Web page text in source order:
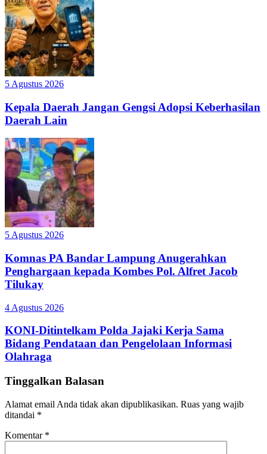
5 Agustus 2026
Kepala Daerah Jangan Gengsi Adopsi Keberhasilan
Daerah Lain
5 Agustus 2026
Komnas PA Bandar Lampung Anugerahkan
Penghargaan kepada Kombes Pol. Alfret Jacob
Tilukay
4 Agustus 2026
KONI-Ditintelkam Polda Jajaki Kerja Sama
Bidang Pendataan dan Pengelolaan Informasi
Olahraga
Tinggalkan Balasan
Alamat email Anda tidak akan dipublikasikan. Ruas yang wajib
ditandai *
Komentar *